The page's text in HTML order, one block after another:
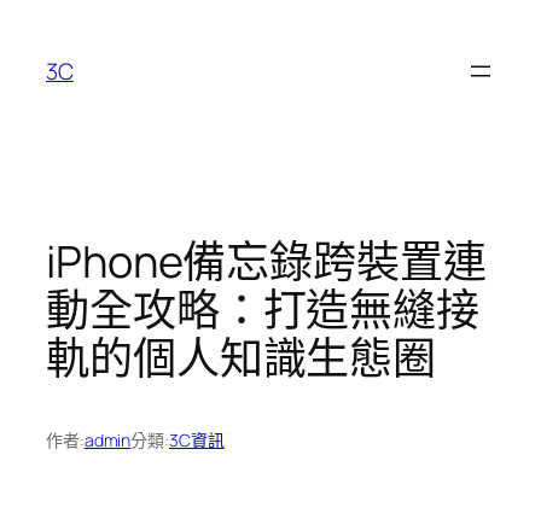
3C
iPhone備忘錄跨裝置連
動全攻略：打造無縫接
軌的個人知識生態圈
作者:admin分類:3C資訊